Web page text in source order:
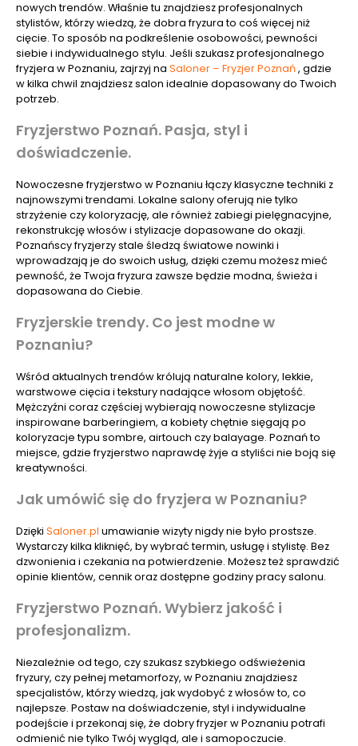
nowych trendów. Właśnie tu znajdziesz profesjonalnych
stylistów, którzy wiedzą, że dobra fryzura to coś więcej niż
cięcie. To sposób na podkreślenie osobowości, pewności
siebie i indywidualnego stylu. Jeśli szukasz profesjonalnego
fryzjera w Poznaniu, zajrzyj na Saloner – Fryzjer Poznań, gdzie
w kilka chwil znajdziesz salon idealnie dopasowany do Twoich
potrzeb.
Fryzjerstwo Poznań. Pasja, styl i
doświadczenie.
Nowoczesne fryzjerstwo w Poznaniu łączy klasyczne techniki z
najnowszymi trendami. Lokalne salony oferują nie tylko
strzyżenie czy koloryzację, ale również zabiegi pielęgnacyjne,
rekonstrukcję włosów i stylizacje dopasowane do okazji.
Poznańscy fryzjerzy stale śledzą światowe nowinki i
wprowadzają je do swoich usług, dzięki czemu możesz mieć
pewność, że Twoja fryzura zawsze będzie modna, świeża i
dopasowana do Ciebie.
Fryzjerskie trendy. Co jest modne w
Poznaniu?
Wśród aktualnych trendów królują naturalne kolory, lekkie,
warstwowe cięcia i tekstury nadające włosom objętość.
Mężczyźni coraz częściej wybierają nowoczesne stylizacje
inspirowane barberingiem, a kobiety chętnie sięgają po
koloryzacje typu sombre, airtouch czy balayage. Poznań to
miejsce, gdzie fryzjerstwo naprawdę żyje a styliści nie boją się
kreatywności.
Jak umówić się do fryzjera w Poznaniu?
Dzięki Saloner.pl umawianie wizyty nigdy nie było prostsze.
Wystarczy kilka kliknięć, by wybrać termin, usługę i stylistę. Bez
dzwonienia i czekania na potwierdzenie. Możesz też sprawdzić
opinie klientów, cennik oraz dostępne godziny pracy salonu.
Fryzjerstwo Poznań. Wybierz jakość i
profesjonalizm.
Niezależnie od tego, czy szukasz szybkiego odświeżenia
fryzury, czy pełnej metamorfozy, w Poznaniu znajdziesz
specjalistów, którzy wiedzą, jak wydobyć z włosów to, co
najlepsze. Postaw na doświadczenie, styl i indywidualne
podejście i przekonaj się, że dobry fryzjer w Poznaniu potrafi
odmienić nie tylko Twój wygląd, ale i samopoczucie.